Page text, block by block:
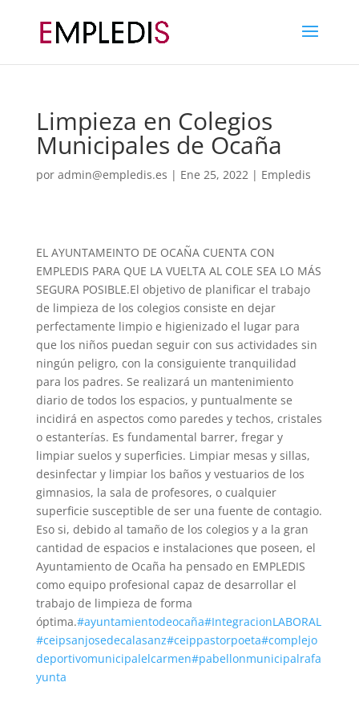
Limpieza en Colegios
Municipales de Ocaña
por admin@empledis.es | Ene 25, 2022| Empledis
EL AYUNTAMEINTO DE OCAÑA CUENTA CON
EMPLEDIS PARA QUE LA VUELTA AL COLE SEA LO MÁS
SEGURA POSIBLE.El objetivo de planificar el trabajo
de limpieza de los colegios consiste en dejar
perfectamente limpio e higienizado el lugar para
que los niños puedan seguir con sus actividades sin
ningún peligro, con la consiguiente tranquilidad
para los padres. Se realizará un mantenimiento
diario de todos los espacios, y puntualmente se
incidirá en aspectos como paredes y techos, cristales
o estanterías. Es fundamental barrer, fregar y
limpiar suelos y superficies. Limpiar mesas y sillas,
desinfectar y limpiar los baños y vestuarios de los
gimnasios, la sala de profesores, o cualquier
superficie susceptible de ser una fuente de contagio.
Eso si, debido al tamaño de los colegios y a la gran
cantidad de espacios e instalaciones que poseen, el
Ayuntamiento de Ocaña ha pensado en EMPLEDIS
como equipo profesional capaz de desarrollar el
trabajo de limpieza de forma
óptima.#ayuntamientodeocaña#IntegracionLABORAL
#ceipsanjosedecalasanz#ceippastorpoeta#complejo
deportivomunicipalelcarmen#pabellonmunicipalrafa
yunta